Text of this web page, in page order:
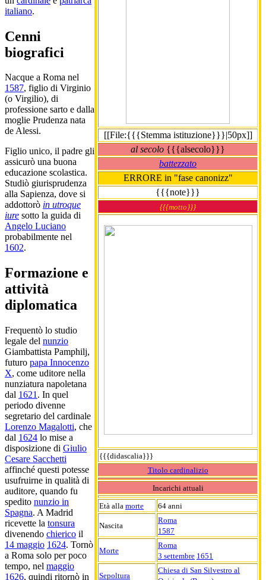
[[File:{{{Stemma istituzione}}}|50px]]
al secolo {{{alsecolo}}}
battezzato
ERRORE in "fase canonizz"
{{{note}}}
{{{motto}}}
{{{didascalia}}}
Titolo cardinalizio
Incarichi attuali
Età alla morte 64 anni
Nascita
Roma
1587
Morte
Roma
3 settembre 1651
Sepoltura
Chiesa di San Silvestro al
italiano.
Cenni
biografici
Nacque a Roma nel
1587, figlio di Virginio
(o Virgilio), di
professione sarto e dalla
moglie Prudenza nata
de Alessi.
Figlio unico, il padre gli
assicurò una buona
educazione scolastica.
Studiò giurisprudenza
alla Sapienza, dove si
addottorò in utroque
iure sotto la guida di
Angelo Luciano
probabilmente nel
1602.
Formazione e
attività
diplomatica
Frequentò lo studio
legale del nunzio
Giambattista Pamphilj,
futuro papa Innocenzo
X, come uditore nella
nunziatura napoletana
dal 1621 . In quel
periodo divenne
segretario del cardinale
Lorenzo Magalotti, che
dal 1624 lo mise a
disposizione di Giulio
Cesare Sacchetti
affinché questi potesse
usufruirne in qualità di
auditore, quando fu
spedito nunzio in
Spagna. A Madrid
ricevette la tonsura
divenendo chierico il
14 maggio 1624. Tornò
a Roma solo per poco
tempo, nel maggio
1626, quindi ritornò in